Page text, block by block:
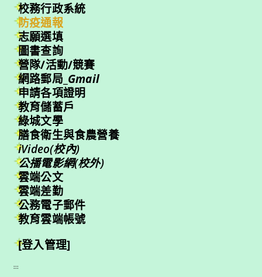
校務行政系統
防疫通報
志願選填
圖書查詢
營隊/活動/競賽
網路郵局_ Gmail
申請各項證明
教育儲蓄戶
綠城文學
膳食衛生與食農營養
iVideo(校內)
公播電影網(校外)
雲端公文
雲端差勤
公務電子郵件
教育雲端帳號
[登入管理]
:::